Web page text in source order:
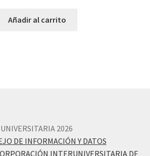
Añadir al carrito
2026
DE INFORMACIÓN Y DATOS
INTERUNIVERSITARIA DE